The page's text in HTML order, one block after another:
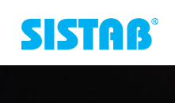
Pular
para
o
conteúdo